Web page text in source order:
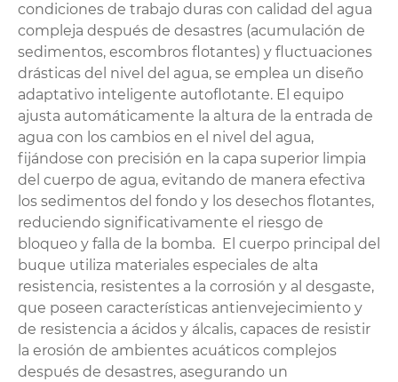
condiciones de trabajo duras con calidad del agua
compleja después de desastres (acumulación de
sedimentos, escombros flotantes) y fluctuaciones
drásticas del nivel del agua, se emplea un diseño
adaptativo inteligente autoflotante. El equipo
ajusta automáticamente la altura de la entrada de
agua con los cambios en el nivel del agua,
fijándose con precisión en la capa superior limpia
del cuerpo de agua, evitando de manera efectiva
los sedimentos del fondo y los desechos flotantes,
reduciendo significativamente el riesgo de
bloqueo y falla de la bomba. El cuerpo principal del
buque utiliza materiales especiales de alta
resistencia, resistentes a la corrosión y al desgaste,
que poseen características antienvejecimiento y
de resistencia a ácidos y álcalis, capaces de resistir
la erosión de ambientes acuáticos complejos
después de desastres, asegurando un